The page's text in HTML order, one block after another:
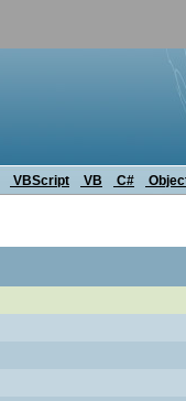
VBScript VB C#